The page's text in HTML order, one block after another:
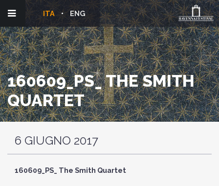
ENG
ITA
160609_PS_ THE SMITH
QUARTET
6 GIUGNO 2017
160609_PS_ The Smith Quartet